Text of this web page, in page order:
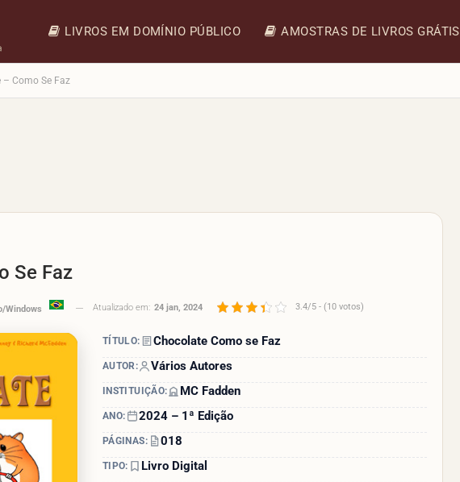
LIVROS EM DOMÍNIO PÚBLICO AMOSTRAS DE LIVROS GRÁTIS
– Como Se Faz
Se Faz
Windows Atualizado em: 24 jan, 2024 3.4/5 - (10 votos)
TÍTULO: Chocolate Como se Faz
AUTOR: Vários Autores
INSTITUIÇÃO: MC Fadden
ANO: 2024 – 1ª Edição
PÁGINAS: 018
TIPO: Livro Digital